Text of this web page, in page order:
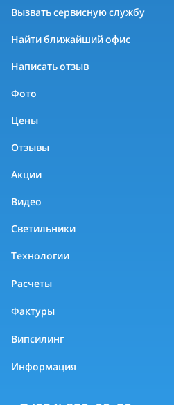
Вызвать сервисную службу
Найти ближайший офис
Написать отзыв
Фото
Цены
Отзывы
Акции
Видео
Светильники
Технологии
Расчеты
Фактуры
Випсилинг
Информация